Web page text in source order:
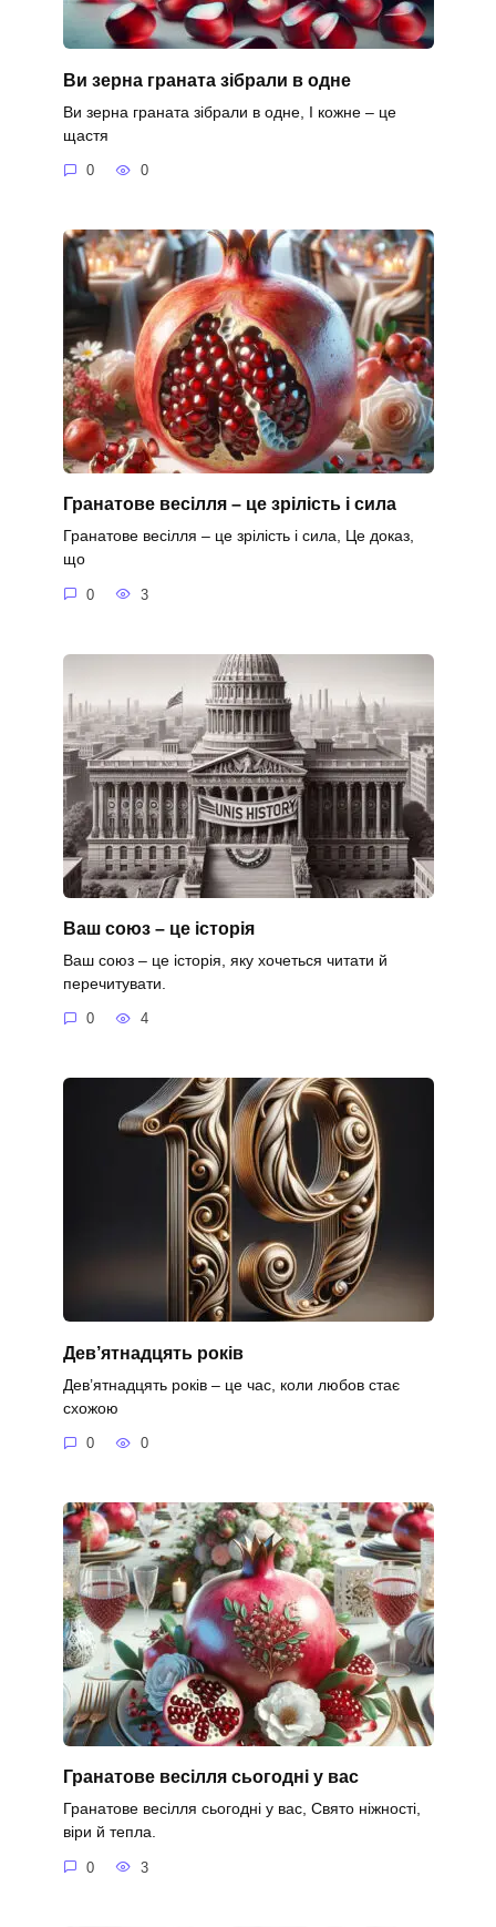
Ви зерна граната зібрали в одне
Ви зерна граната зібрали в одне, І кожне – це
щастя
0 0
Гранатове весілля – це зрілість і сила
Гранатове весілля – це зрілість і сила, Це доказ,
що
0 3
Ваш союз – це історія
Ваш союз – це історія, яку хочеться читати й
перечитувати.
0 4
Дев’ятнадцять років
Дев’ятнадцять років – це час, коли любов стає
схожою
0 0
Гранатове весілля сьогодні у вас
Гранатове весілля сьогодні у вас, Свято ніжності,
віри й тепла.
0 3